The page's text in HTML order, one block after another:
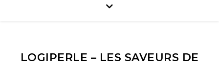
LOGIPERLE – LES SAVEURS DE